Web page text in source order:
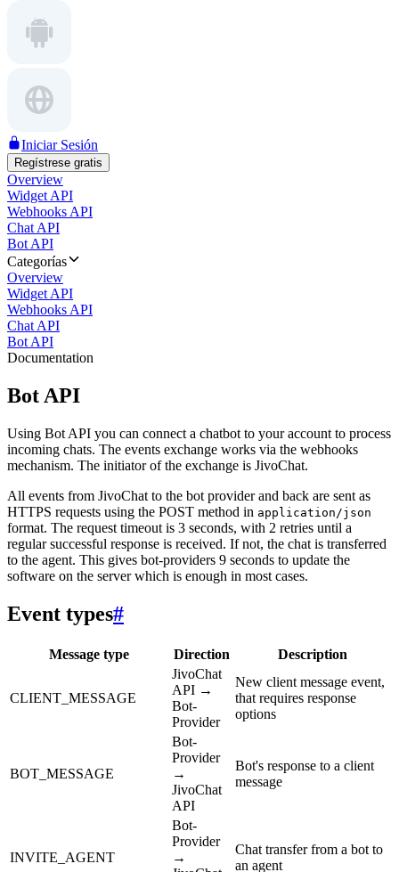
Iniciar Sesión
Regístrese gratis
Overview
Widget API
Webhooks API
Chat API
Bot API
Categorías
Overview
Widget API
Webhooks API
Chat API
Bot API
Documentation
Bot API
Using Bot API you can connect a chatbot to your account to process
incoming chats. The events exchange works via the webhooks
mechanism. The initiator of the exchange is JivoChat.
All events from JivoChat to the bot provider and back are sent as
HTTPS requests using the POST method in application/json
format. The request timeout is 3 seconds, with 2 retries until a
regular successful response is received. If not, the chat is transferred
to the agent. This gives bot-providers 9 seconds to update the
software on the server which is enough in most cases.
Event types#
Message type Direction Description
CLIENT_MESSAGE
JivoChat
API →
Bot-
Provider
New client message event,
that requires response
options
BOT_MESSAGE
Bot-
Provider
→
JivoChat
API
Bot's response to a client
message
INVITE_AGENT
Bot-
Provider
→
Chat transfer from a bot to
an agent